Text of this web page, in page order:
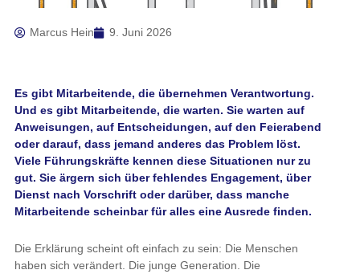
Marcus Hein 9. Juni 2026
Es gibt Mitarbeitende, die übernehmen Verantwortung.
Und es gibt Mitarbeitende, die warten. Sie warten auf
Anweisungen, auf Entscheidungen, auf den Feierabend
oder darauf, dass jemand anderes das Problem löst.
Viele Führungskräfte kennen diese Situationen nur zu
gut. Sie ärgern sich über fehlendes Engagement, über
Dienst nach Vorschrift oder darüber, dass manche
Mitarbeitende scheinbar für alles eine Ausrede finden.
Die Erklärung scheint oft einfach zu sein: Die Menschen
haben sich verändert. Die junge Generation. Die